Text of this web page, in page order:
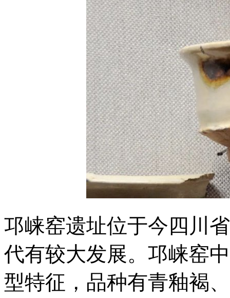
邛崃窑遗址位于今四川
代有较大发展。邛崃窑
型特征，品种有青釉褐